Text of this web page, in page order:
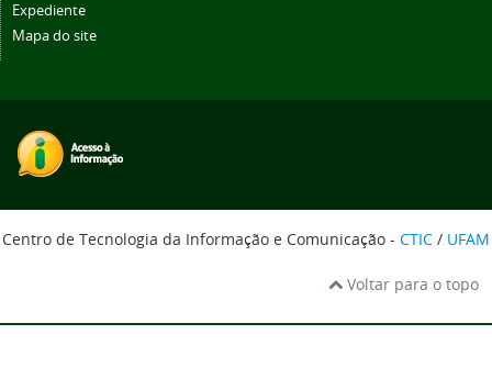
Expediente
Mapa do site
Centro de Tecnologia da Informação e Comunicação - CTIC / UFAM
Voltar para o topo